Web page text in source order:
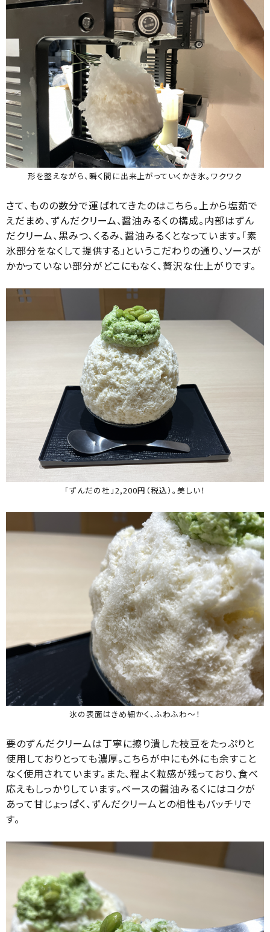
形を整えながら、瞬く間に出来上がっていくかき氷。ワクワク
さて、ものの数分で運ばれてきたのはこちら。上から塩茹で
えだまめ、ずんだクリーム、醤油みるくの構成。内部はずん
だクリーム、黒みつ、くるみ、醤油みるくとなっています。「素
氷部分をなくして提供する」というこだわりの通り、ソースが
かかっていない部分がどこにもなく、贅沢な仕上がりです。
「ずんだの杜」2,200円（税込）。美しい！
氷の表面はきめ細かく、ふわふわ〜！
要のずんだクリームは丁寧に擦り潰した枝豆をたっぷりと
使用しておりとっても濃厚。こちらが中にも外にも余すこと
なく使用されています。また、程よく粒感が残っており、食べ
応えもしっかりしています。ベースの醤油みるくにはコクが
あって甘じょっぱく、ずんだクリームとの相性もバッチリで
す。